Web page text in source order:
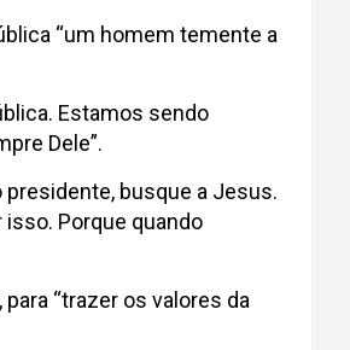
“um homem temente a
Estamos sendo
Dele”.
busque a Jesus.
Porque quando
“trazer os valores da